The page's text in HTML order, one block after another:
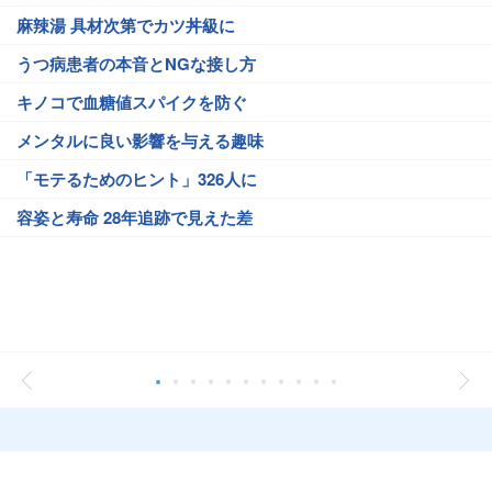
麻辣湯 具材次第でカツ丼級に
うつ病患者の本音とNGな接し方
キノコで血糖値スパイクを防ぐ
メンタルに良い影響を与える趣味
「モテるためのヒント」326人に
容姿と寿命 28年追跡で見えた差